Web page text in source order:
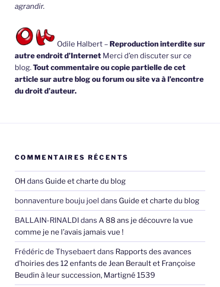
agrandir.
Odile Halbert – Reproduction interdite sur
autre endroit d’Internet Merci d’en discuter sur ce
blog.Tout commentaire ou copie partielle de cet
article sur autre blog ou forum ou site va à l’encontre
du droit d’auteur.
COMMENTAIRES RÉCENTS
OH dans Guide et charte du blog
bonnaventure bouju joel dans Guide et charte du blog
BALLAIN-RINALDI dans A 88 ans je découvre la vue
comme je ne l’avais jamais vue !
Frédéric de Thysebaertdans Rapports des avances
d’hoiries des 12 enfants de Jean Berault et Françoise
Beudin à leur succession, Martigné 1539